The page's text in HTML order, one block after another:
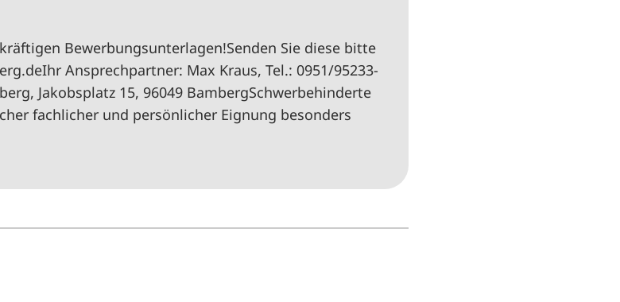
Bewerbungsunterlagen!Senden Sie diese bitte
Ansprechpartner: Max Kraus, Tel.: 0951/95233-
Jakobsplatz 15, 96049 BambergSchwerbehinderte
fachlicher und persönlicher Eignung besonders